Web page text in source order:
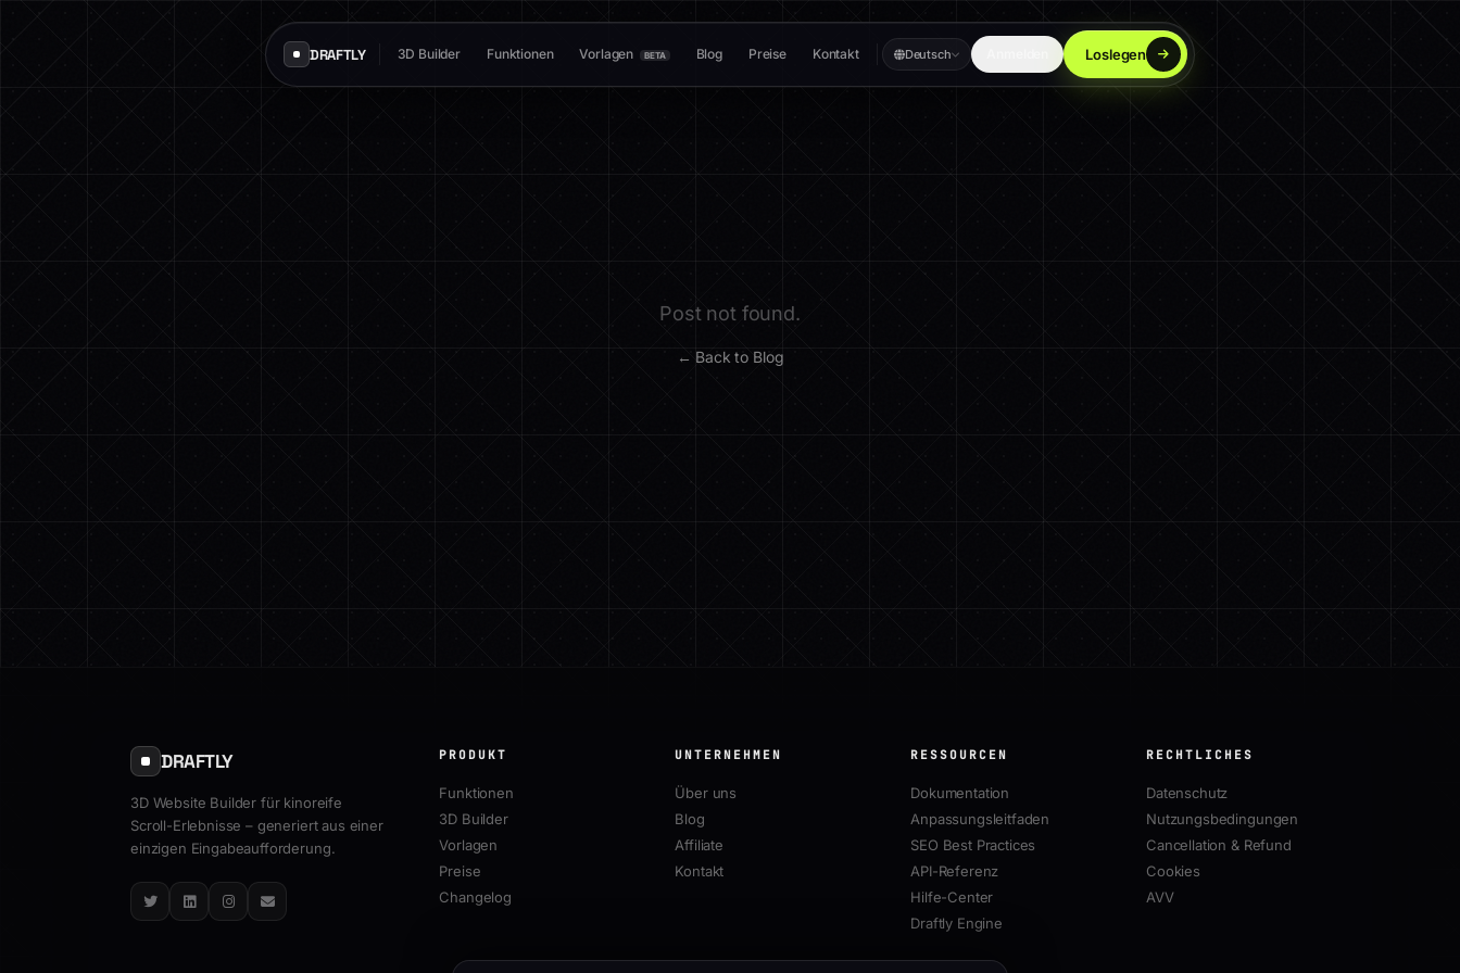
DRAFTLY 3D Builder Funktionen Vorlagen BETA Blog Preise Kontakt Deutsch Loslegen
Post not found.
← Back to Blog
DRAFTLY
3D Website Builder für kinoreife
Scroll-Erlebnisse – generiert aus einer
einzigen Eingabeaufforderung.
TwitterLinkedInInstagram
Email
PRODUKT
Funktionen
3D Builder
Vorlagen
Preise
Changelog
UNTERNEHMEN
Über uns
Blog
Affiliate
Kontakt
RESSOURCEN
Dokumentation
Anpassungsleitfaden
SEO Best Practices
API-Referenz
Hilfe-Center
Draftly Engine
RECHTLICHES
Datenschutz
Nutzungsbedingungen
Cancellation & Refund
Cookies
AVV